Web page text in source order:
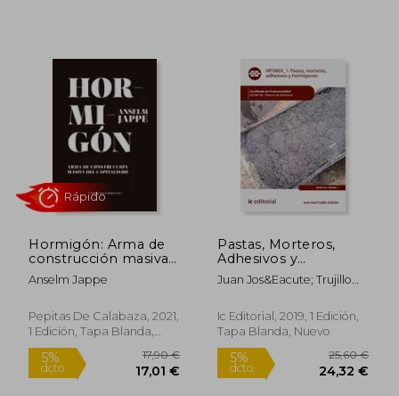
dcto. 45,71 €
Hormigón: Arma de
construcción masiva
del capitalismo
Anselm Jappe
Pepitas De Calabaza, 2021,
1 Edición, Tapa Blanda,
Nuevo
Pastas, Morteros,
Adhesivos y
Hormigones.
Eocb0108 - Fábricas
Juan Jos&Eacute; Trujillo
Ic Editorial, 2019, 1 Edición,
Tapa Blanda, Nuevo